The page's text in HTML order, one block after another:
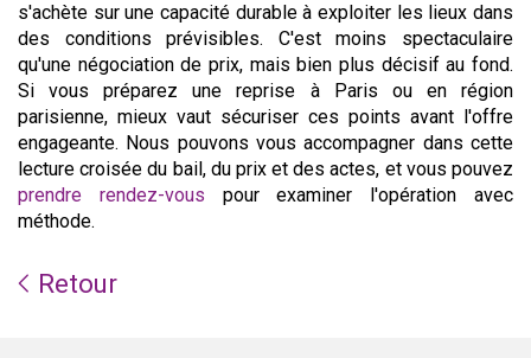
s'achète sur une capacité durable à exploiter les lieux dans
des conditions prévisibles. C'est moins spectaculaire
qu'une négociation de prix, mais bien plus décisif au fond.
Si vous préparez une reprise à Paris ou en région
parisienne, mieux vaut sécuriser ces points avant l'offre
engageante. Nous pouvons vous accompagner dans cette
lecture croisée du bail, du prix et des actes, et vous pouvez
prendre rendez-vous pour examiner l'opération avec
méthode.
Retour